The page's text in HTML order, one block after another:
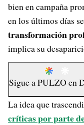
bien en campaña
en los últimos días
transformación
implica su
Sigue aPULZO en
La idea que
críticas por parte